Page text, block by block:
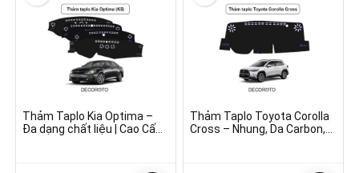
230.000 ₫
230.000 ₫
Thảm Taplo Kia Optima –
Đa dạng chất liệu | Cao Cấp,
Thảm Taplo Toyota Corolla
Cross – Nhung, Da Carbon,